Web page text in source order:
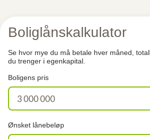
Boliglånskalkulator
Se hvor mye du må betale hver måned,
du trenger i egenkapital.
Boligens pris
Ønsket lånebeløp